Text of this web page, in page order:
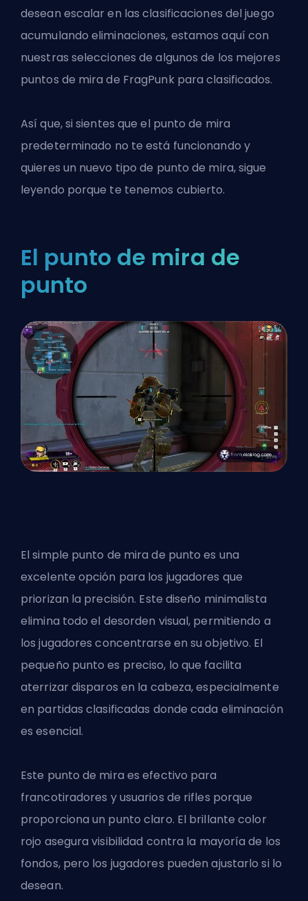
desean escalar en las clasificaciones del juego
acumulando eliminaciones, estamos aquí con
nuestras selecciones de algunos de los mejores
puntos de mira de FragPunk para clasificados.
Así que, si sientes que el punto de mira
predeterminado no te está funcionando y
quieres un nuevo tipo de punto de mira, sigue
leyendo porque te tenemos cubierto.
El punto de mira de
punto
El simple punto de mira de punto es una
excelente opción para los jugadores que
priorizan la precisión. Este diseño minimalista
elimina todo el desorden visual, permitiendo a
los jugadores concentrarse en su objetivo. El
pequeño punto es preciso, lo que facilita
aterrizar disparos en la cabeza, especialmente
en partidas clasificadas donde cada eliminación
es esencial.
Este punto de mira es efectivo para
francotiradores y usuarios de rifles porque
proporciona un punto claro. El brillante color
rojo asegura visibilidad contra la mayoría de los
fondos, pero los jugadores pueden ajustarlo si lo
desean.